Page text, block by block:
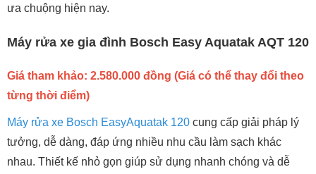
ưa chuộng hiện nay.
Máy rửa xe gia đình Bosch Easy Aquatak AQT 120
Giá tham khảo: 2.580.000 đồng (Giá có thể thay đổi theo
từng thời điểm)
Máy rửa xe Bosch EasyAquatak 120 cung cấp giải pháp lý
tưởng, dễ dàng, đáp ứng nhiều nhu cầu làm sạch khác
nhau. Thiết kế nhỏ gọn giúp sử dụng nhanh chóng và dễ